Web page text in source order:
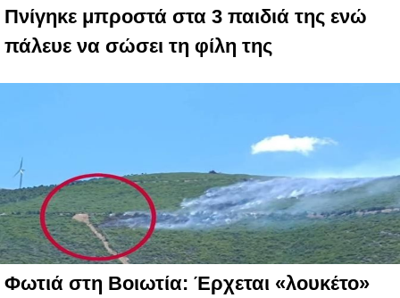
Πνίγηκε μπροστά στα 3 παιδιά της ενώ
πάλευε να σώσει τη φίλη της
Φωτιά στη Βοιωτία: Έρχεται «λουκέτο»